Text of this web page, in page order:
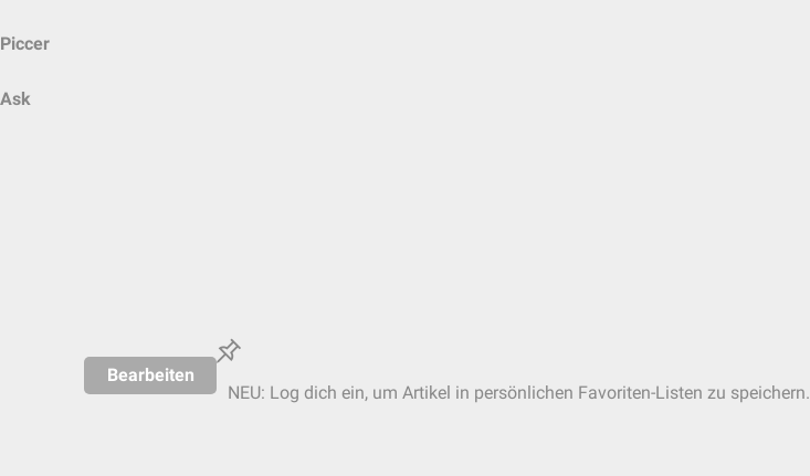
Piccer
Ask
Bearbeiten
NEU: Log dich ein, um Artikel in persönlichen Favoriten-Listen zu speichern.